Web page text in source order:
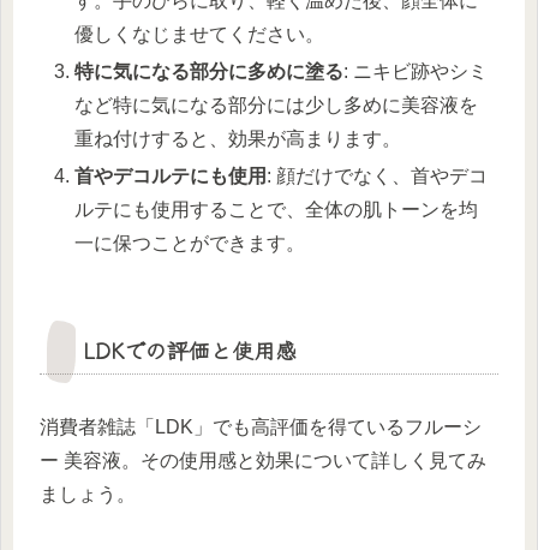
優しくなじませてください。
特に気になる部分に多めに塗る: ニキビ跡やシミ
など特に気になる部分には少し多めに美容液を
重ね付けすると、効果が高まります。
首やデコルテにも使用 : 顔だけでなく、首やデコ
ルテにも使用することで、全体の肌トーンを均
一に保つことができます。
LDKでの評価と使用感
消費者雑誌「LDK」でも高評価を得ているフルーシ
ー 美容液。その使用感と効果について詳しく見てみ
ましょう。